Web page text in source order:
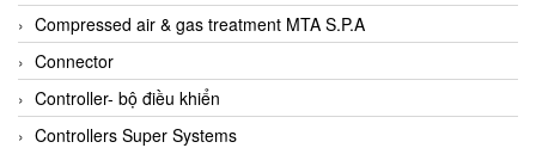
AKUSENSE
ALA OFFICINE SPA
Albrecht-Automatik Viet Nam
Allen Bradley Vietnam
Compressed air & gas treatment MTA S.P.A
Connector
Controller- bộ điều khiển
Controllers Super Systems